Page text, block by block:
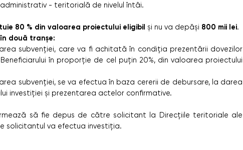
- teritorială de nivelul întâi.
80 % din valoarea proiectului eligibil și nu va depăși 800 mii lei.
două tranșe:
subvenției, care va fi achitată în condiția prezentării dovezilor
în proporție de cel puțin 20%, din valoarea proiectului
subvenției, se va efectua în baza cererii de debursare, la darea
investiției și prezentarea actelor confirmative.
să fie depus de către solicitant la Direcțiile teritoriale ale
solicitantul va efectua investiția.